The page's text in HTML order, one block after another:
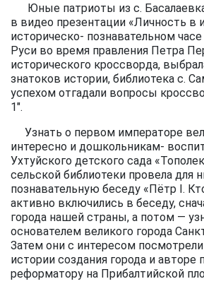
Юные патриоты из с. Басалаевка
в видео презентации «Личность в
историческо- познавательном
Руси во время правления Петра
исторического кроссворда,
знатоков истории, библиотека с.
успехом отгадали вопросы
1″.
Узнать о первом императоре
интересно и дошкольникам-
Ухтуйского детского сада
сельской библиотеки провела для
познавательную беседу «Пётр I.
активно включились в беседу,
города нашей страны, а потом —
основателем великого города
Затем они с интересом
истории создания города и
реформатору на Прибалтийской